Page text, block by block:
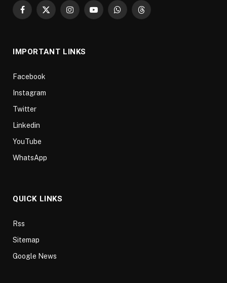
Facebook
X
InstagramYouTubeWhatsAppThreads
IMPORTANT LINKS
Facebook
Instagram
Twitter
Linkedin
YouTube
WhatsApp
QUICK LINKS
Rss
Sitemap
Google News